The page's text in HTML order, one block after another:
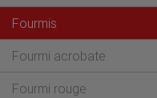
Fourmis
Fourmi acrobate
Fourmi rouge